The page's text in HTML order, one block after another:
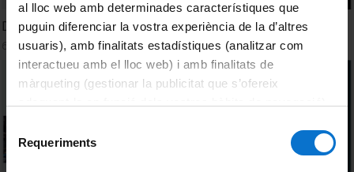
al lloc web amb determinades característiques que
puguin diferenciar la vostra experiència de la d’altres
usuaris), amb finalitats estadístiques (analitzar com
interactueu amb el lloc web) i amb finalitats de
màrqueting (gestionar la publicitat que s’ofereix
consultar laPolítica de galetes del lloc web de la
consentiment
Requeriments
Democratic Imagination in the University
6 September, 2023